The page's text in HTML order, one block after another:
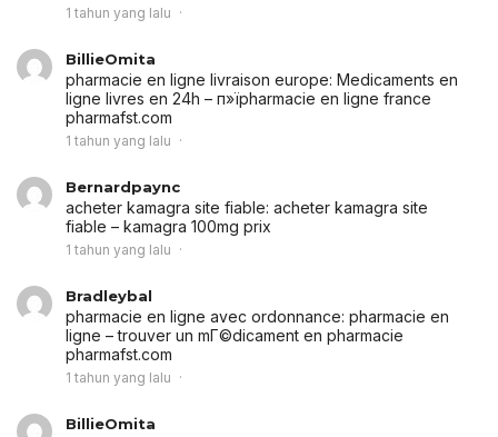
1 tahun yang lalu
BillieOmita
pharmacie en ligne livraison europe: Medicaments en
ligne livres en 24h – п»їpharmacie en ligne france
pharmafst.com
1 tahun yang lalu
Bernardpaync
acheter kamagra site fiable: acheter kamagra site
fiable – kamagra 100mg prix
1 tahun yang lalu
Bradleybal
pharmacie en ligne avec ordonnance: pharmacie en
ligne – trouver un mГ©dicament en pharmacie
pharmafst.com
1 tahun yang lalu
BillieOmita